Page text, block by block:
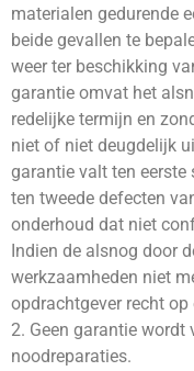
materialen gedurende
beide gevallen te
weer ter beschikking
garantie omvat het
redelijke termijn en
niet of niet deugdelijk
garantie valt ten eerste
ten tweede defecten
onderhoud dat niet
Indien de alsnog door
werkzaamheden niet
opdrachtgever recht
2. Geen garantie wordt
noodreparaties.